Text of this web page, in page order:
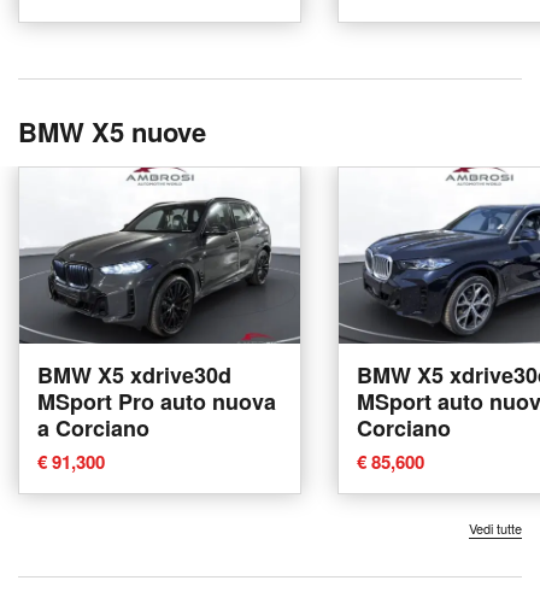
BMW X5 nuove
BMW X5 xdrive30d
MSport Pro auto nuova
a Corciano
€ 91,300
BMW X5
MSport auto
Corciano
€ 85,600
Vedi tutte